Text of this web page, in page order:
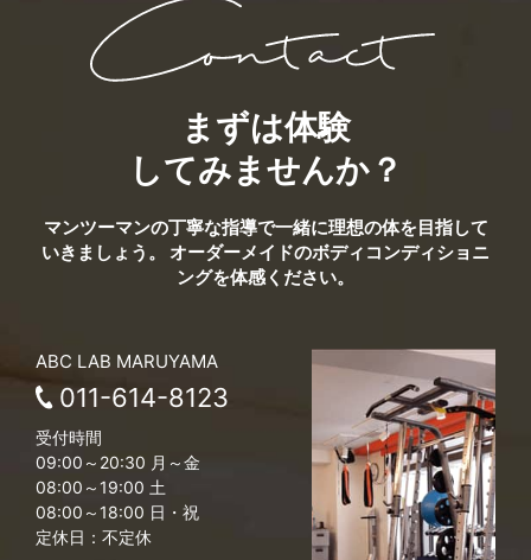
まずは体験
してみませんか？
マンツーマンの丁寧な指導で一緒に理想の体を目指して
いきましょう。
オーダーメイドのボディコンディショニ
ングを体感ください。
ABC LAB MARUYAMA
011-614-8123
受付時間
09:00～20:30 月～金
08:00～19:00 土
08:00～18:00 日・祝
定休日：不定休